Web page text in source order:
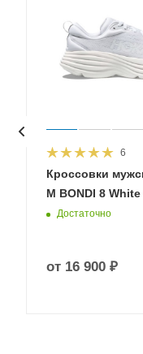
6
Кроссовки
M BONDI 8
Достаточно
от 16 900 ₽